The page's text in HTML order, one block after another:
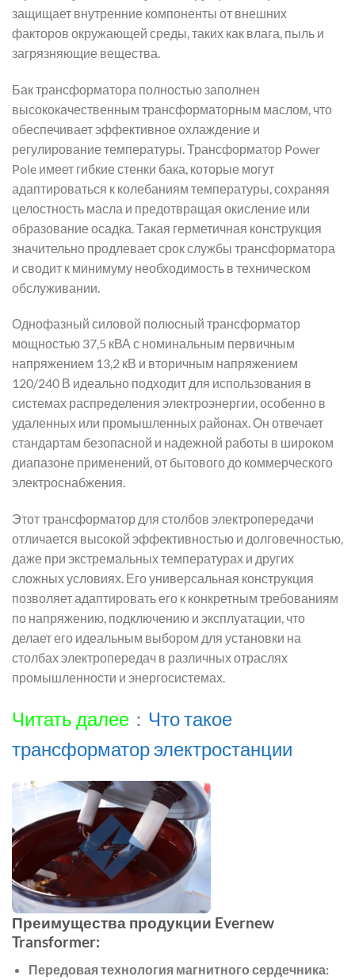
защищает внутренние компоненты от внешних
факторов окружающей среды, таких как влага, пыль и
загрязняющие вещества.
Бак трансформатора полностью заполнен
высококачественным трансформаторным маслом, что
обеспечивает эффективное охлаждение и
регулирование температуры. Трансформатор Power
Pole имеет гибкие стенки бака, которые могут
адаптироваться к колебаниям температуры, сохраняя
целостность масла и предотвращая окисление или
образование осадка. Такая герметичная конструкция
значительно продлевает срок службы трансформатора
и сводит к минимуму необходимость в техническом
обслуживании.
Однофазный силовой полюсный трансформатор
мощностью 37,5 кВА с номинальным первичным
напряжением 13,2 кВ и вторичным напряжением
120/240 В идеально подходит для использования в
системах распределения электроэнергии, особенно в
удаленных или промышленных районах. Он отвечает
стандартам безопасной и надежной работы в широком
диапазоне применений, от бытового до коммерческого
электроснабжения.
Этот трансформатор для столбов электропередачи
отличается высокой эффективностью и долговечностью,
даже при экстремальных температурах и других
сложных условиях. Его универсальная конструкция
позволяет адаптировать его к конкретным требованиям
по напряжению, подключению и эксплуатации, что
делает его идеальным выбором для установки на
столбах электропередач в различных отраслях
промышленности и энергосистемах.
Читать далее ： Что такое
трансформатор электростанции
Преимущества продукции Evernew
Transformer:
Передовая технология магнитного сердечника: